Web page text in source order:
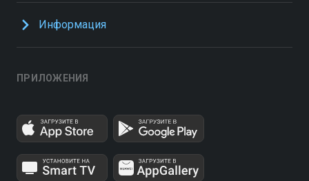
Информация
ПРИЛОЖЕНИЯ